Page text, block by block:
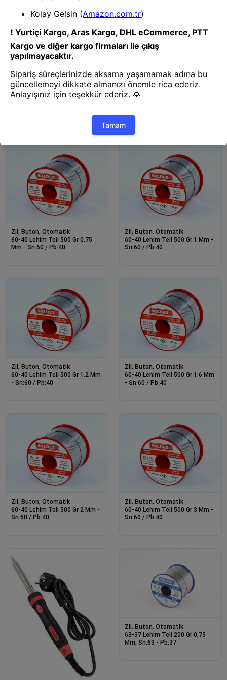
Zil, Buton, Otomatik
Zil, Buton, Otomatik
Zil, Buton, Otomatik
60-40 Lehim Teli 500 Gr 0.75
Mm - Sn:60 / Pb:40
Zil, Buton, Otomatik
60-40 Lehim Teli 500 Gr 1 Mm -
Sn:60 / Pb:40
Zil, Buton, Otomatik
60-40 Lehim Teli 500 Gr 1.2 Mm
- Sn:60 / Pb:40
Zil, Buton, Otomatik
60-40 Lehim Teli 500 Gr 1.6 Mm
- Sn:60 / Pb:40
Zil, Buton, Otomatik
60-40 Lehim Teli 500 Gr 2 Mm -
Sn:60 / Pb:40
Zil, Buton, Otomatik
60-40 Lehim Teli 500 Gr 3 Mm -
Sn:60 / Pb:40
Zil, Buton, Otomatik
63-37 Lehim Teli 200 Gr 0,75
Mm, Sn:63 - Pb:37